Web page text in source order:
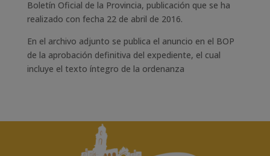
Boletín Oficial de la Provincia, publicación que se ha
realizado con fecha 22 de abril de 2016.
En el archivo adjunto se publica el anuncio en el BOP
de la aprobación definitiva del expediente, el cual
incluye el texto íntegro de la ordenanza